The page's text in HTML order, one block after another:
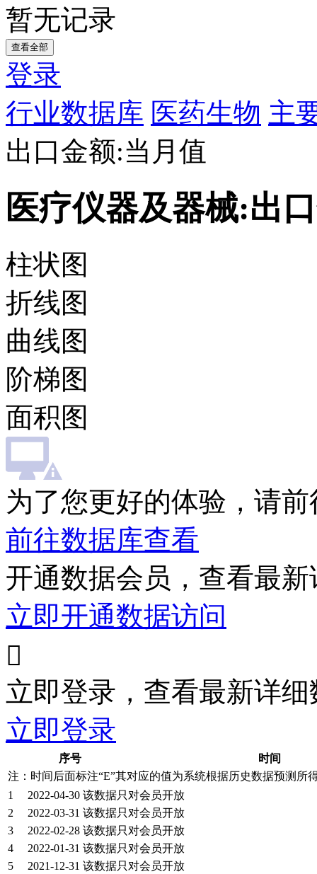
暂无记录
查看全部
登录
行业数据库 医药生物 主
出口金额:当月值
医疗仪器及器械:出
柱状图
折线图
曲线图
阶梯图
面积图
为了您更好的体验，请
前往数据库查看
开通数据会员，查看最
立即开通数据访问

立即登录，查看最新详细
立即登录
序号
时间
注：时间后面标注“E”其对应的值为系统根据历史数据预测所
1
2022-04-30 该数据只对会员开放
2
2022-03-31 该数据只对会员开放
3
2022-02-28 该数据只对会员开放
4
2022-01-31 该数据只对会员开放
5
2021-12-31 该数据只对会员开放